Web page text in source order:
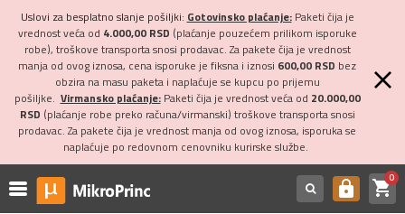
Uslovi za besplatno slanje pošiljki: Gotovinsko plaćanje:Paketi čija je
vrednost veća od 4.000,00 RSD (plaćanje pouzećem prilikom isporuke
robe), troškove transporta snosi prodavac. Za pakete čija je vrednost
manja od ovog iznosa, cena isporuke je fiksna i iznosi 600,00 RSD bez
obzira na masu paketa i naplaćuje se kupcu po prijemu
pošiljke. Virmansko plaćanje:Paketi čija je vrednost veća od 20.000,00
RSD (plaćanje robe preko računa/virmanski) troškove transporta snosi
prodavac. Za pakete čija je vrednost manja od ovog iznosa, isporuka se
naplaćuje po redovnom cenovniku kurirske službe.
https shopping_cart0